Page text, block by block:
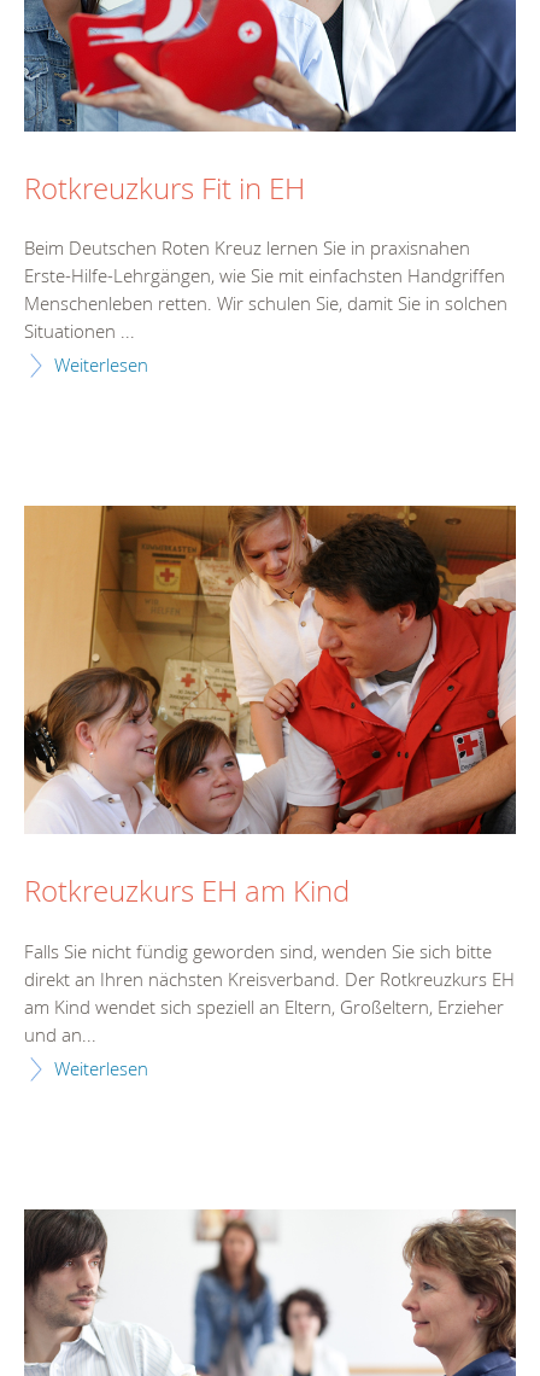
Rotkreuzkurs Fit in EH
Beim Deutschen Roten Kreuz lernen Sie in praxisnahen
Erste-Hilfe-Lehrgängen, wie Sie mit einfachsten Handgriffen
Menschenleben retten. Wir schulen Sie, damit Sie in solchen
Situationen ...
Weiterlesen
Rotkreuzkurs EH am Kind
Falls Sie nicht fündig geworden sind, wenden Sie sich bitte
direkt an Ihren nächsten Kreisverband. Der Rotkreuzkurs EH
am Kind wendet sich speziell an Eltern, Großeltern, Erzieher
und an...
Weiterlesen